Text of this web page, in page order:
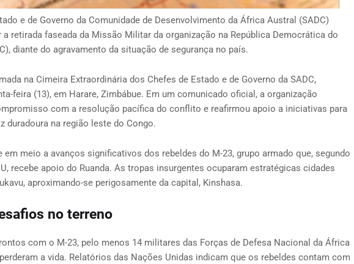
e de Governo da Comunidade de Desenvolvimento da África Austral (SADC)
retirada faseada da Missão Militar da organização na República Democrática do
diante do agravamento da situação de segurança no país.
na Cimeira Extraordinária dos Chefes de Estado e de Governo da SADC,
feira (13), em Harare, Zimbábue. Em um comunicado oficial, a organização
com a resolução pacífica do conflito e reafirmou apoio a iniciativas para
duradoura na região leste do Congo.
em meio a avanços significativos dos rebeldes do M-23, grupo armado que, segundo
recebe apoio do Ruanda. As tropas insurgentes ocuparam estratégicas cidades
aproximando-se perigosamente da capital, Kinshasa.
no terreno
com o M-23, pelo menos 14 militares das Forças de Defesa Nacional da África
a vida. Relatórios das Nações Unidas indicam que os rebeldes contam com